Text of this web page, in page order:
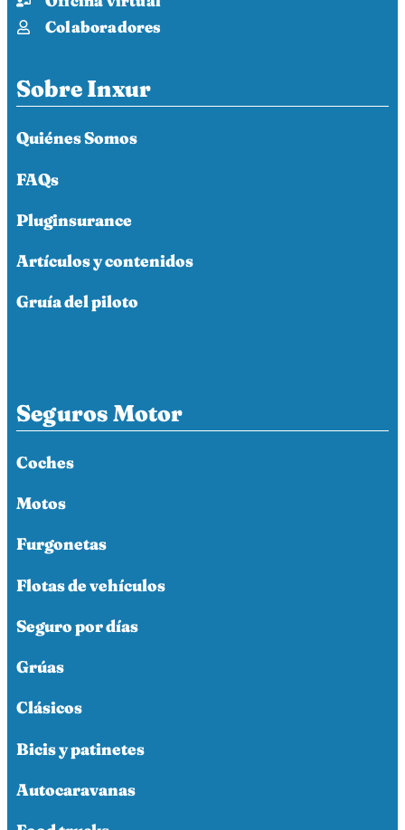
Colaboradores
Sobre Inxur
Quiénes Somos
FAQs
Pluginsurance
Artículos y contenidos
Gruía del piloto
Seguros Motor
Coches
Motos
Furgonetas
Flotas de vehículos
Seguro por días
Grúas
Clásicos
Bicis y patinetes
Autocaravanas